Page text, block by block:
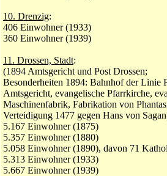
10. Drenzig:
406 Einwohner (1933)
360 Einwohner (1939)
11. Drossen, Stadt:
(1894 Amtsgericht und Post Drossen;
Besonderheiten 1894: Bahnhof der Linie
Amtsgericht, evangelische Pfarrkirche,
Maschinenfabrik, Fabrikation von
Verteidigung 1477 gegen Hans von
5.167 Einwohner (1875)
5.357 Einwohner (1880)
5.058 Einwohner (1890), davon 71
5.313 Einwohner (1933)
5.667 Einwohner (1939)